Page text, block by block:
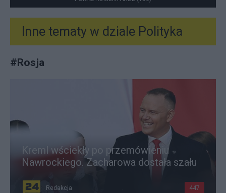
Inne tematy w dziale Polityka
#Rosja
Kreml wściekły po przemówieniu
Nawrockiego. Zacharowa dostała szału
Redakcja 447